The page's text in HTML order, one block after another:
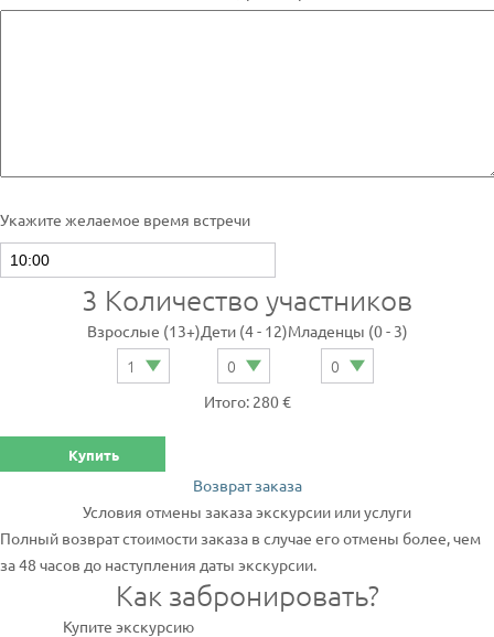
Укажите желаемое время встречи
3 Количество участников
Взрослые (13+)Дети (4 - 12)Младенцы (0 - 3)
Итого: 280 €
Купить
Возврат заказа
Условия отмены заказа экскурсии или услуги
Полный возврат стоимости заказа в случае его отмены более, чем
за 48 часов до наступления даты экскурсии.
Как забронировать?
Купите экскурсию